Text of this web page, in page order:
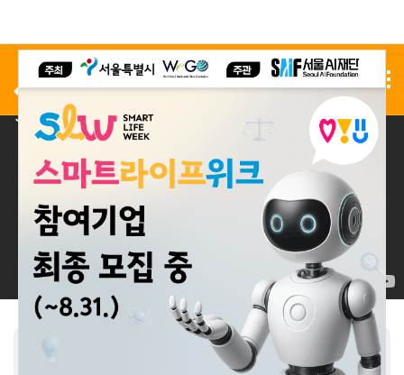
사전 등록 전시 신청